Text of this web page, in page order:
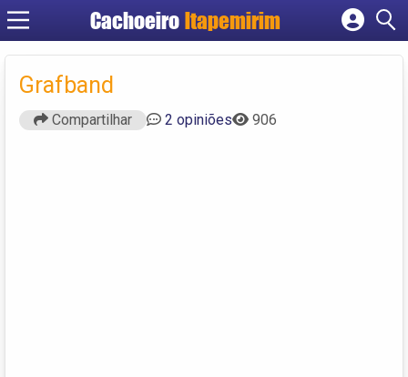
Cachoeiro Itapemirim
Cadastrar empresa
Grafband
Compartilhar 2 opiniões 906